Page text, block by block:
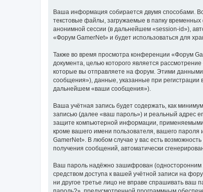
Ваша информация собирается двумя способами.
текстовые файлы, загружаемые в папку
анонимной сессии (в дальнейшем «session-id»),
«Форум GamerNet» и будет использоваться для
Также во время просмотра конференции «Форум
документа, целью которого является
которые вы отправляете на форум. Этими
сообщения»), данные, указанные при
дальнейшем «ваши сообщения»).
Ваша учётная запись будет содержать, как
записью (далее «ваш пароль») и реальный адрес
защите компьютерной информации,
кроме вашего имени пользователя, вашего
GamerNet». В любом случае у вас есть
получения сообщений, автоматически
Ваш пароль надёжно зашифрован (односторонним
средством доступа к вашей учётной записи на
ни другое третье лицо не вправе спрашивать ваш